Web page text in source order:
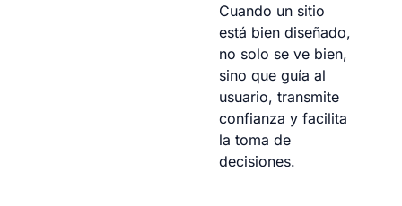
Cuando un sitio
está bien diseñado,
no solo se ve bien,
sino que guía al
usuario, transmite
confianza y facilita
la toma de
decisiones.